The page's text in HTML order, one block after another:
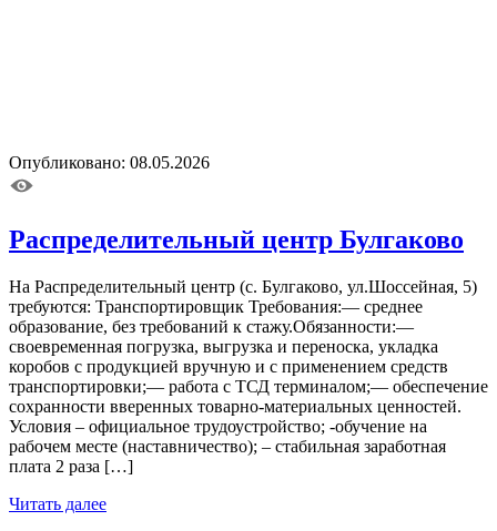
Опубликовано: 08.05.2026
Распределительный центр Булгаково
На Распределительный центр (с. Булгаково, ул.Шоссейная, 5)
требуются: Транспортировщик Требования:— среднее
образование, без требований к стажу.Обязанности:—
своевременная погрузка, выгрузка и переноска, укладка
коробов с продукцией вручную и с применением средств
транспортировки;— работа с ТСД терминалом;— обеспечение
сохранности вверенных товарно-материальных ценностей.
Условия – официальное трудоустройство; -обучение на
рабочем месте (наставничество); – стабильная заработная
плата 2 раза […]
Читать далее